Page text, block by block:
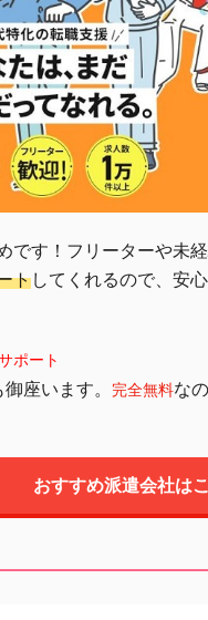
です！フリーターや未経
トしてくれるので、安
ポート
座います。 完全無料な
おすすめ派遣会社は